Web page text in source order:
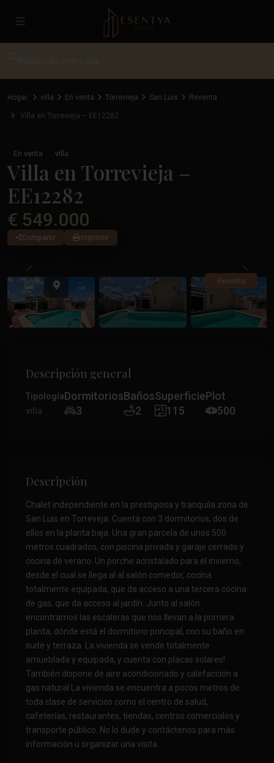
Hogar villa En venta Torrevieja San Luis Reventa
Villa en Torrevieja – EE12282
En venta villa
Villa en Torrevieja –
EE12282
€ 549.000
Compartir Imprimir
Reventa
Anterior
Descripción general
Tipología
villa
Dormitorios
3
Baños
2
Superficie
115
Plot
500
Descripción
Chalet independiente en la prestigiosa y tranquila zona de
San Luis en Torreveja. Cuenta con 3 dormitorios, dos de
ellos en la planta baja. Una gran parcela de unos 500
metros cuadrados, con piscina privada y garaje cerrado y
cocina de verano. Un porche acristalado para el invierno,
desde el cual se llega al al salón comedor, cocina
totalmente equipada, que da acceso a una tercera cocina
de gas, que da acceso al jardín. Junto al salón
encontramos las escaleras que nos llevan a la primera
planta, dónde está el dormitorio principal, con su baño en
suite y terraza. La vivienda se vende totalmente
amueblada y equipada, y cuenta con placas solares!
También dispone de aire acondicionado y calefacción a
gas natural La vivienda se encuentra a pocos metros de
toda clase de servicios como el centro de salud,
cafeterías, restaurantes, tiendas, centros comerciales y
transporte público. No lo dude y contáctenos para más
información u organizar una visita.